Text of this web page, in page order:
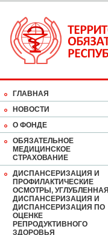
ГЛАВНАЯ
НОВОСТИ
О ФОНДЕ
ОБЯЗАТЕЛЬНОЕ
МЕДИЦИНСКОЕ
СТРАХОВАНИЕ
ДИСПАНСЕРИЗАЦИЯ И
ПРОФИЛАКТИЧЕСКИЕ
ОСМОТРЫ, УГЛУБЛЕННАЯ
ДИСПАНСЕРИЗАЦИЯ И
ДИСПАНСЕРИЗАЦИЯ ПО
ОЦЕНКЕ
РЕПРОДУКТИВНОГО
ЗДОРОВЬЯ